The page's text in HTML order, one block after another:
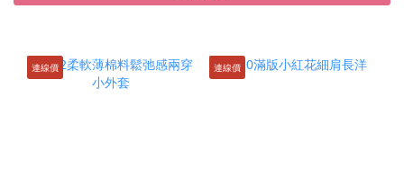
連線價 連線價